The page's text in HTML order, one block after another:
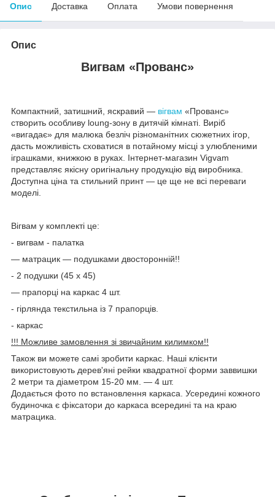
Опис Доставка Оплата Умови повернення
Опис
Вигвам «Прованс»
Компактний, затишний, яскравий — вігвам «Прованс»
створить особливу loung-зону в дитячій кімнаті. Виріб
«вигадає» для малюка безліч різноманітних сюжетних ігор,
дасть можливість сховатися в потайному місці з улюбленими
іграшками, книжкою в руках. Інтернет-магазин Vigvam
представляє якісну оригінальну продукцію від виробника.
Доступна ціна та стильний принт — це ще не всі переваги
моделі.
Вігвам у комплекті це:
- вигвам - палатка
— матрацик — подушками двосторонній!!
- 2 подушки (45 х 45)
— прапорці на каркас 4 шт.
- гірлянда текстильна із 7 прапорців.
- каркас
!!! Можливе замовлення зі звичайним килимком!!
Також ви можете самі зробити каркас. Наші клієнти
використовують дерев'яні рейки квадратної форми заввишки
2 метри та діаметром 15-20 мм. — 4 шт.
Додається фото по встановлення каркаса. Усередині кожного
будиночка є фіксатори до каркаса всередині та на краю
матрацика.